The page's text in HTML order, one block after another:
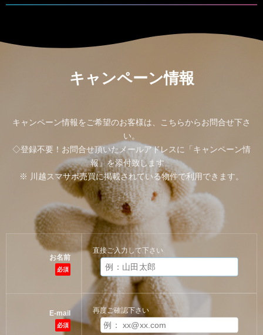
キャンペーン情報
キャンペーン情報をご希望のお客様は、こちらからお問合せ下さ
い。
◇登録不要！お問合せ頂いたメールアドレスに「キャンペーン情
報」を添付致します。
※ 川越スマサポ売買に掲載されている物件で利用できます。
お名前
必須
直接ご入力して下さい
E-mail
必須
再度ご確認下さい